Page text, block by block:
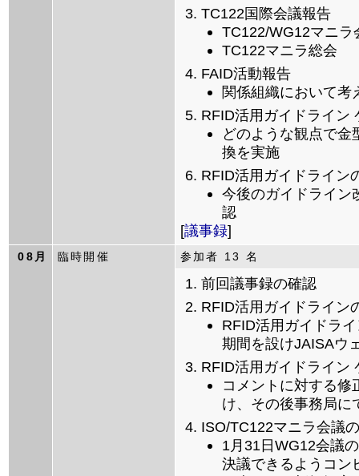
TC122国際会議報告
TC122/WG12マニラ
TC122マニラ総会
FAID活動報告
関係組織において考
RFID活用ガイドライン
どのような観点で金
換を実施
RFID活用ガイドライン
今後のガイドライン
認
[議事録]
08月 臨時開催 参加者 13 名
前回議事録の確認
RFID活用ガイドライン
RFID活用ガイドラ
期間を設けJAISAウ
RFID活用ガイドライン
コメントに対する修
け、その後事務局に
ISO/TC122マニラ会議
1月31日WG12会議
決議できるようコン